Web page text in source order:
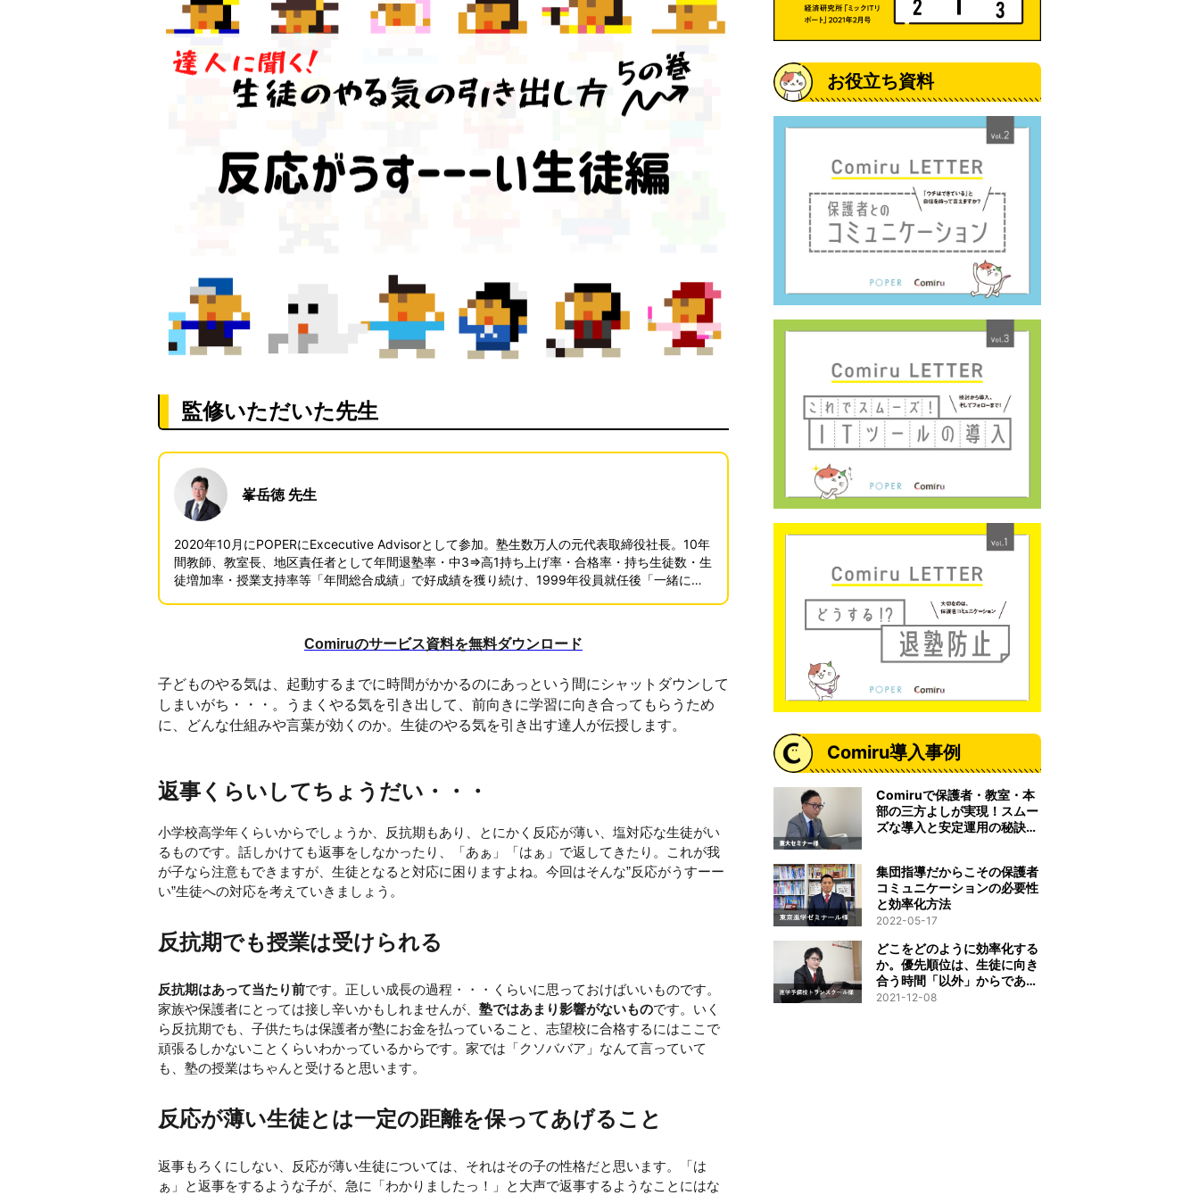
監修いただいた先生
峯岳徳 先生
2020年10月にPOPERにExcecutive Advisorとして参加。塾生数万人の元代表取締役社長。10年
間教師、教室長、地区責任者として年間退塾率・中3⇒高1持ち上げ率・合格率・持ち生徒数・生
徒増加率・授業支持率等「年間総合成績」で好成績を獲り続け、1999年役員就任後「一緒に働
Comiruのサービス資料を無料ダウンロード
子どものやる気は、起動するまでに時間がかかるのにあっという間にシャットダウンして
しまいがち・・・。うまくやる気を引き出して、前向きに学習に向き合ってもらうため
に、どんな仕組みや言葉が効くのか。生徒のやる気を引き出す達人が伝授します。
返事くらいしてちょうだい・・・
小学校高学年くらいからでしょうか、反抗期もあり、とにかく反応が薄い、塩対応な生徒がい
るものです。話しかけても返事をしなかったり、「あぁ」「はぁ」で返してきたり。これが我
が子なら注意もできますが、生徒となると対応に困りますよね。今回はそんな”反応がうすーー
い”生徒への対応を考えていきましょう。
反抗期でも授業は受けられる
反抗期はあって当たり前です。正しい成長の過程・・・くらいに思っておけばいいものです。
家族や保護者にとっては接し辛いかもしれませんが、 塾ではあまり影響がないものです。いく
ら反抗期でも、子供たちは保護者が塾にお金を払っていること、志望校に合格するにはここで
頑張るしかないことくらいわかっているからです。家では「クソババア」なんて言っていて
も、塾の授業はちゃんと受けると思います。
反応が薄い生徒とは一定の距離を保ってあげること
返事もろくにしない、反応が薄い生徒については、それはその子の性格だと思います。「は
ぁ」と返事をするような子が、急に「わかりましたっ！」と大声で返事するようなことにはな
お役立ち資料
Comiru導入事例
Comiruで保護者・教室・本
部の三方よしが実現！スムー
ズな導入と安定運用の秘訣と
集団指導だからこその保護者
コミュニケーションの必要性
と効率化方法
2022-05-17
どこをどのように効率化する
か。優先順位は、生徒に向き
合う時間「以外」からである
べきだと考えました。
2021-12-08